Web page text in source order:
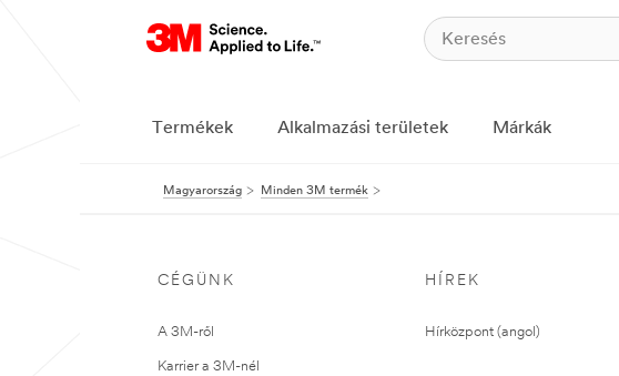
Termékek Alkalmazási területek Márkák
Magyarország Minden 3M termék
CÉGÜNK
A 3M-ről
Karrier a 3M-nél
HÍREK
Hírközpont (angol)